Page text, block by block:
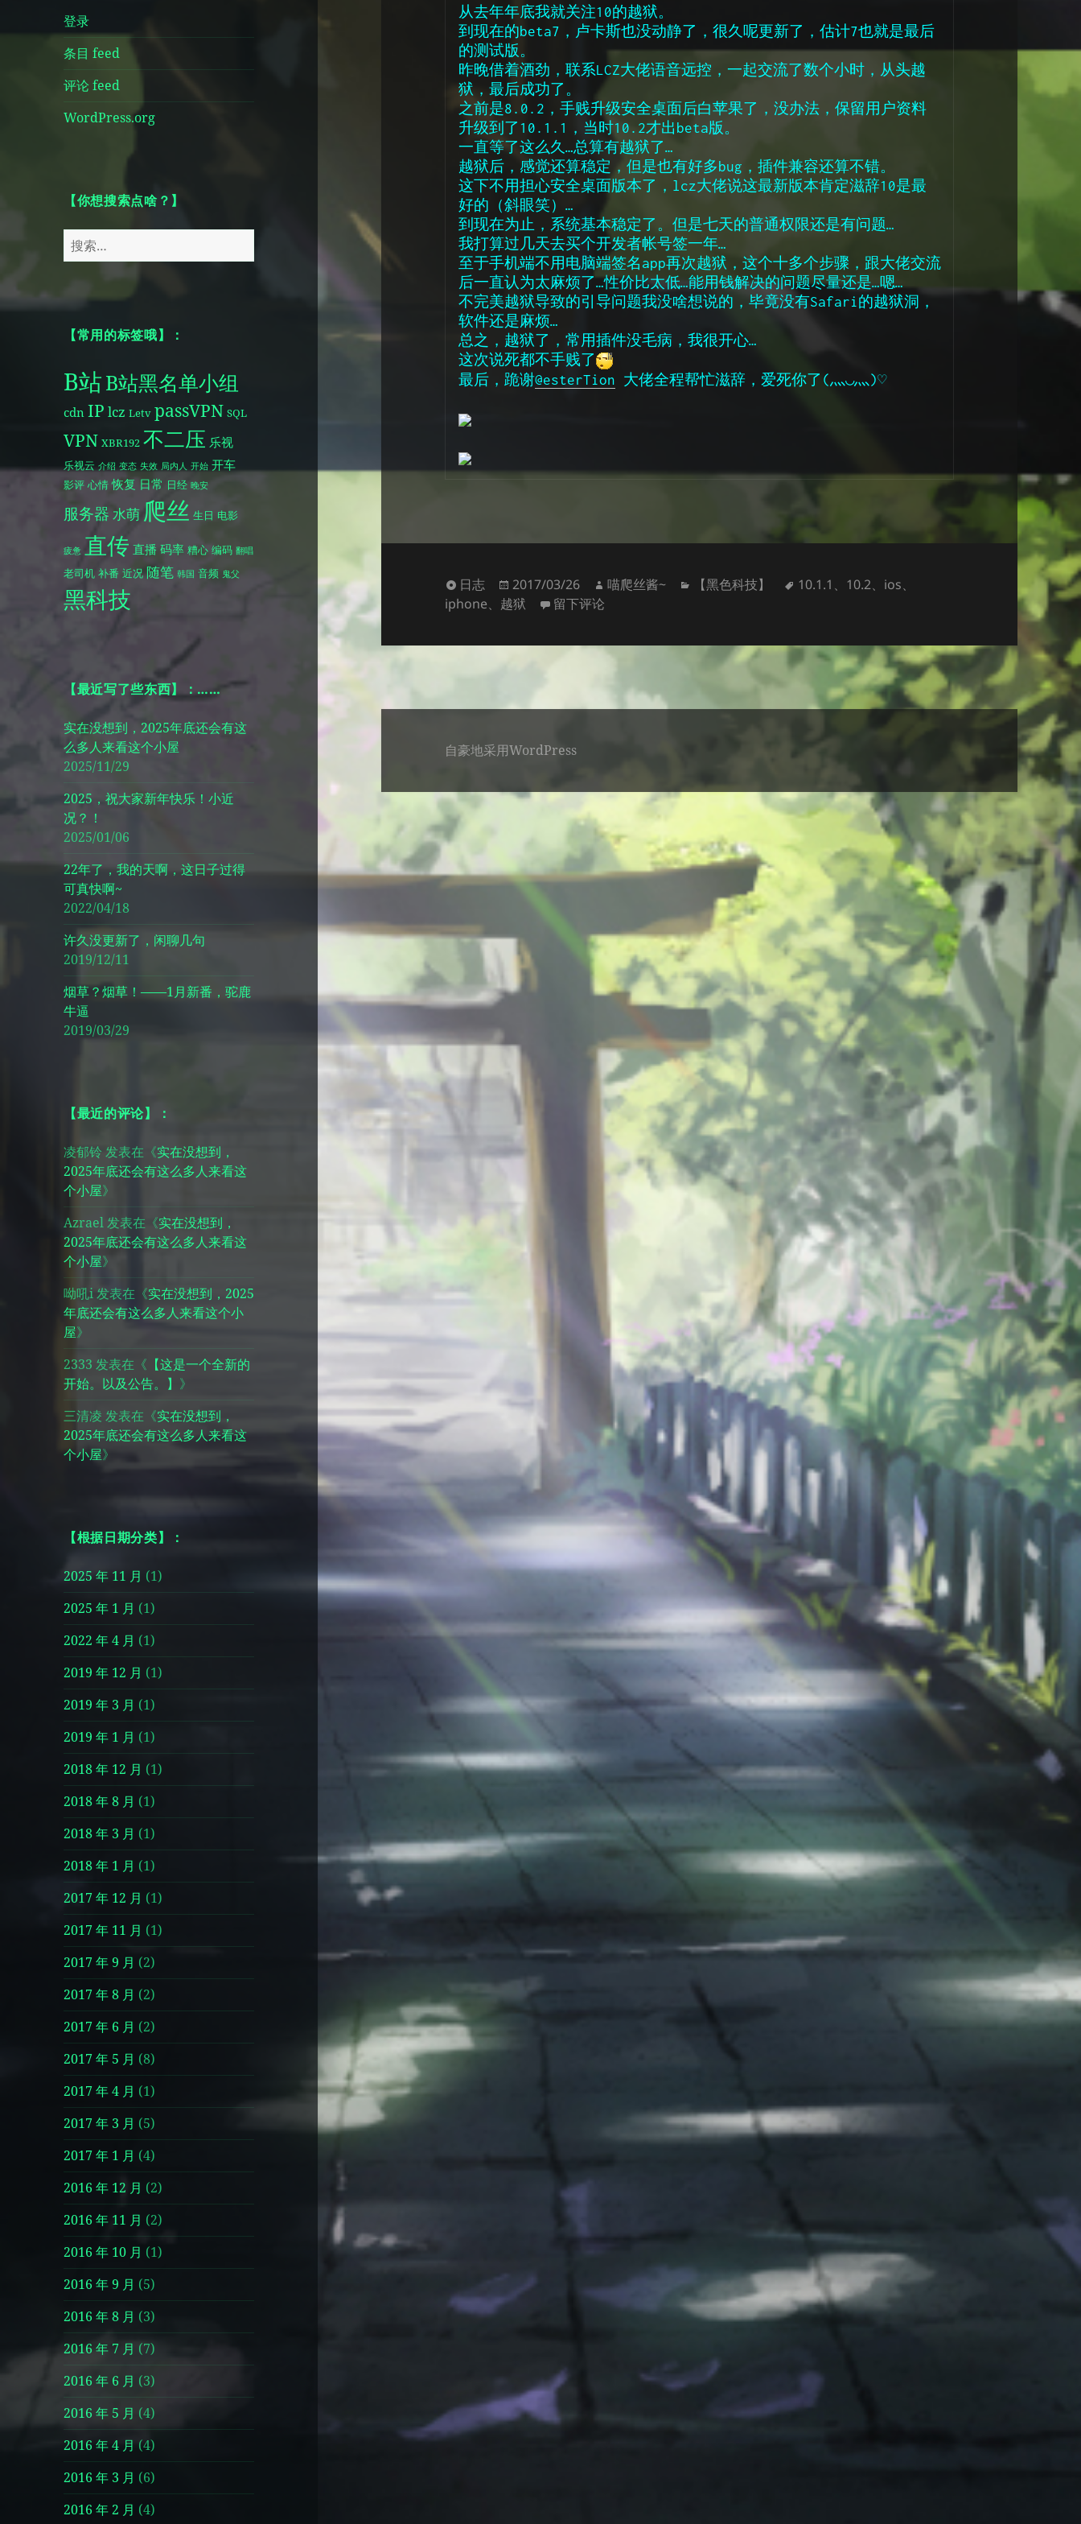
登录
条目 feed
评论 feed
WordPress.org
【你想搜索点啥？】
搜
索：
【常用的标签哦】：
B站B站黑名单小组
cdnIP lcz Letv passVPN SQL
VPN XBR192 不二压 乐视
乐视云 介绍 变态 失效 局内人 开始 开车
影评 心情 恢复 日常 日经 晚安
服务器 水萌 爬丝 生日 电影
疲惫 直传 直播 码率 糟心 编码 翻唱
老司机 补番 近况 随笔 韩国 音频 鬼父
黑科技
【最近写了些东西】：……
实在没想到，2025年底还会有这
么多人来看这个小屋
2025/11/29
2025，祝大家新年快乐！小近
况？！
2025/01/06
22年了，我的天啊，这日子过得
可真快啊~
2022/04/18
许久没更新了，闲聊几句
2019/12/11
烟草？烟草！——1月新番，驼鹿
牛逼
2019/03/29
【最近的评论】：
凌郁铃 发表在《实在没想到，
2025年底还会有这么多人来看这
个小屋》
Azrael发表在《实在没想到，
2025年底还会有这么多人来看这
个小屋》
呦吼i发表在《实在没想到，2025
年底还会有这么多人来看这个小
屋》
2333 发表在《 【这是一个全新的
开始。以及公告。】 》
三清凌 发表在《实在没想到，
2025年底还会有这么多人来看这
个小屋》
【根据日期分类】：
2025 年 11 月 (1)
2025 年 1 月 (1)
2022 年 4 月 (1)
2019 年 12 月 (1)
2019 年 3 月 (1)
2019 年 1 月 (1)
2018 年 12 月 (1)
2018 年 8 月 (1)
2018 年 3 月 (1)
2018 年 1 月 (1)
2017 年 12 月 (1)
2017 年 11 月 (1)
2017 年 9 月 (2)
2017 年 8 月 (2)
2017 年 6 月 (2)
2017 年 5 月 (8)
2017 年 4 月 (1)
2017 年 3 月 (5)
2017 年 1 月 (4)
2016 年 12 月 (2)
2016 年 11 月 (2)
2016 年 10 月 (1)
2016 年 9 月 (5)
2016 年 8 月 (3)
2016 年 7 月 (7)
2016 年 6 月 (3)
2016 年 5 月 (4)
2016 年 4 月 (4)
2016 年 3 月 (6)
2016 年 2 月 (4)
从去年年底我就关注10的越狱。
到现在的beta7，卢卡斯也没动静了，很久呢更新了，估计7也就是最后
的测试版。
昨晚借着酒劲，联系LCZ大佬语音远控，一起交流了数个小时，从头越
狱，最后成功了。
之前是8.0.2，手贱升级安全桌面后白苹果了，没办法，保留用户资料
升级到了10.1.1，当时10.2才出beta版。
一直等了这么久…总算有越狱了…
越狱后，感觉还算稳定，但是也有好多bug，插件兼容还算不错。
这下不用担心安全桌面版本了，lcz大佬说这最新版本肯定滋辞10是最
好的（斜眼笑）…
到现在为止，系统基本稳定了。但是七天的普通权限还是有问题…
我打算过几天去买个开发者帐号签一年…
至于手机端不用电脑端签名app再次越狱，这个十多个步骤，跟大佬交流
后一直认为太麻烦了…性价比太低…能用钱解决的问题尽量还是…嗯…
不完美越狱导致的引导问题我没啥想说的，毕竟没有Safari的越狱洞，
软件还是麻烦…
总之，越狱了，常用插件没毛病，我很开心…
这次说死都不手贱了
最后，跪谢@esterTion 大佬全程帮忙滋辞，爱死你了(⺣◡⺣)♡
格
式
日志
发
布
2017/03/26
作
喵爬丝酱~
分【黑色科技】
标
10.1.1 、 10.2、 ios、
iphone、 越狱 于终于借着酒劲把10.1.1给越狱了……
留下评论
自豪地采用WordPress